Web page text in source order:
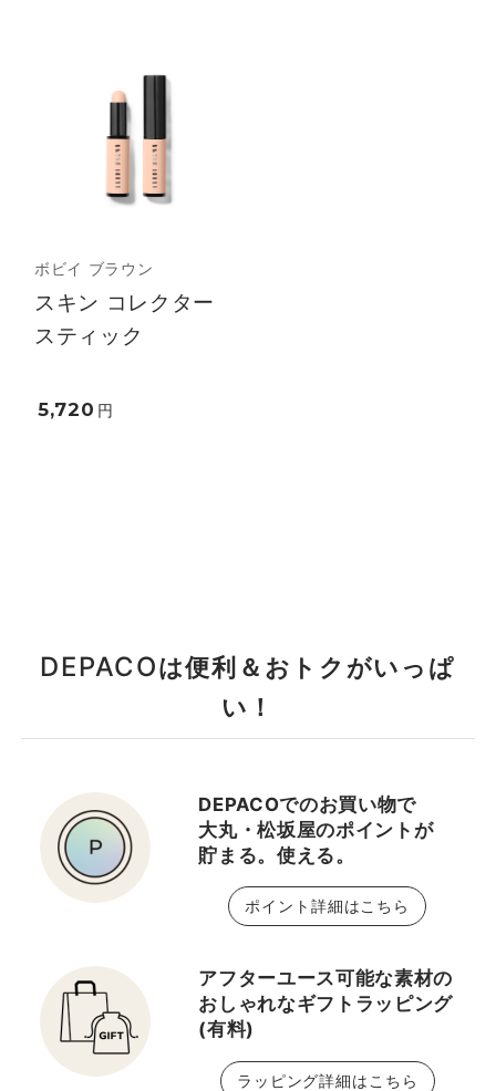
ボビイ ブラウン
スキン コレクター
スティック
5,720 円
DEPACOは便利＆おトクがいっぱ
い！
DEPACOでのお買い物で
大丸・松坂屋のポイントが
貯まる。使える。
ポイント詳細はこちら
アフターユース可能な素材の
おしゃれなギフトラッピング
(有料)
ラッピング詳細はこちら